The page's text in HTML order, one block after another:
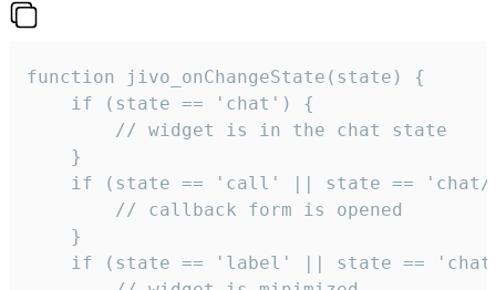
function jivo_onChangeState(state) {
    if (state == 'chat') {
        // widget is in the chat state
    }
if (state == 'call' || state ==
        // callback form is opened
    }
if (state == 'label' || state ==